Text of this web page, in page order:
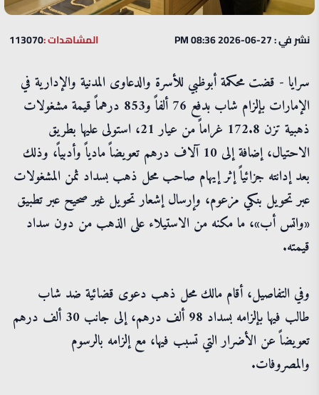
نشر في : 27-06-2026 08:36 PM المشاهدات :113070
سرايا - قضت محكمة أبوظبي للأسرة والدعاوى المدنية والإدارية في
الإمارات بإلزام شاب بدفع 76 ألفاً و853 درهماً قيمة مشغولات
ذهبية تزن 172.8 غراماً من عيار 21، استولى عليها بطريق
الاحتيال، إضافة إلى 10 آلاف درهم تعويضاً مادياً وأدبياً، وذلك
بعد إدانته جزائياً إثر إيهام صاحب محل ذهب بسداد ثمن المشغولات
عبر تحويل بنكي مزعوم، وإرسال إشعار تحويل غير صحيح عبر تطبيق
«واتس أب»، ما مكنه من الاستيلاء على الذهب من دون سداد
قيمته.
وفي التفاصيل، أقام مالك محل ذهب دعوى قضائية ضد شاب
طالب فيها بإلزامه بسداد 98 ألف درهم، إلى جانب 30 ألف درهم
تعويضاً عن الأضرار التي تسبب فيها، مع إلزامه بالرسوم
والمصروفات.